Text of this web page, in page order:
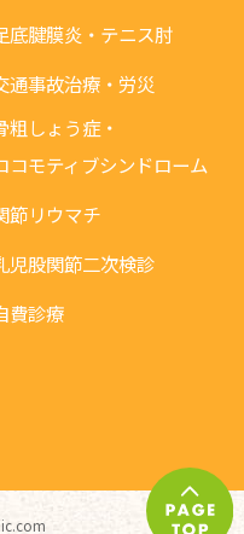
底腱膜炎・テニス肘
通事故治療・労災
粗しょう症・
コモティブシンドローム
節リウマチ
児股関節二次検診
費診療